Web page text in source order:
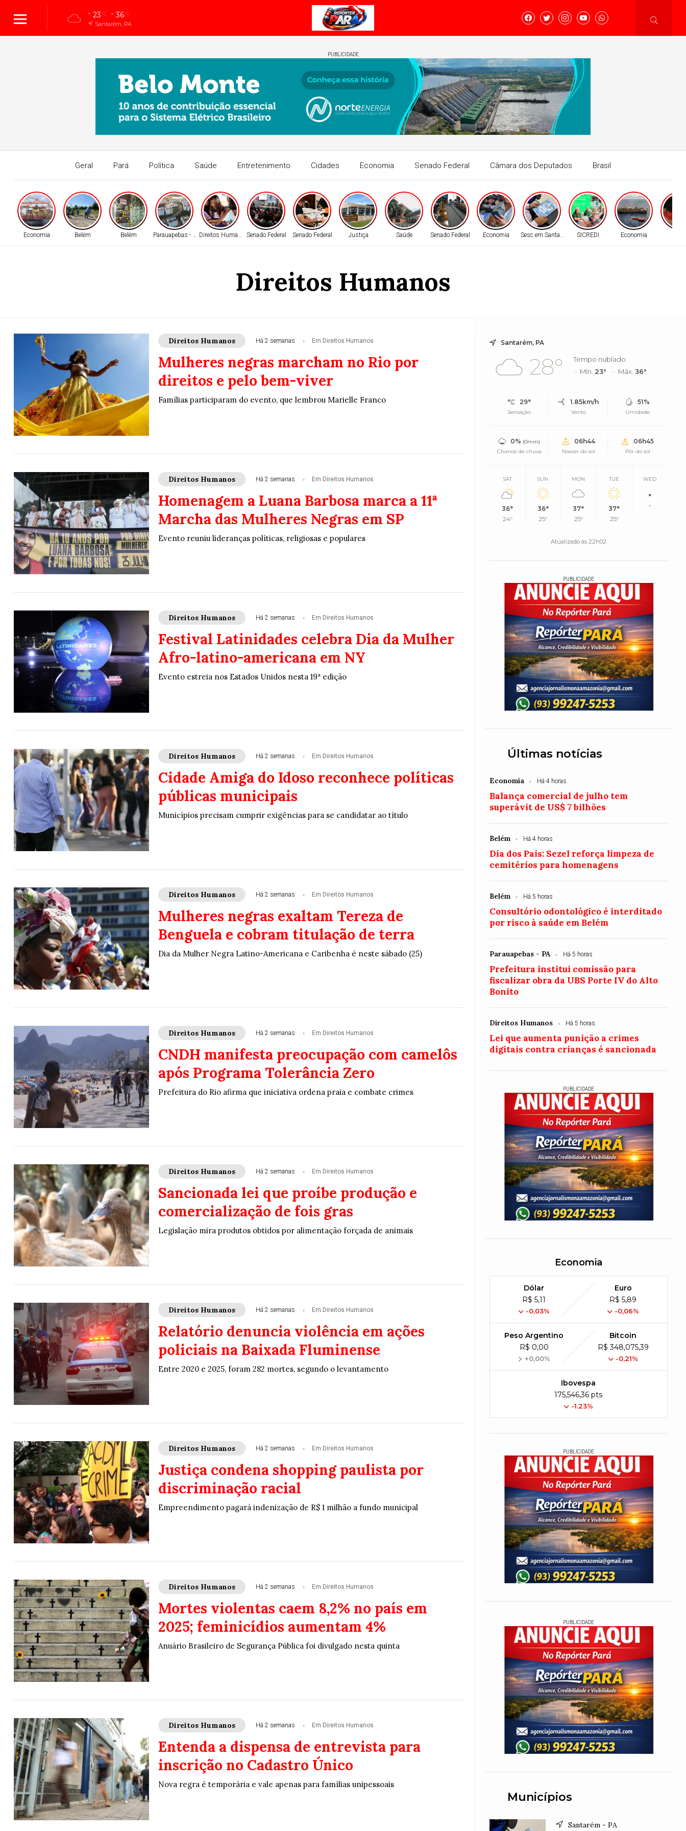
23°C 36°C
Santarém, PA
PUBLICIDADE
Geral Pará Política Saúde Entretenimento Cidades Economia Senado Federal Câmara dos Deputados Brasil
Economia Belém Belém Parauapebas - PA Direitos HumanosSenado Federal Senado Federal Justiça Saúde Senado Federal Economia Sesc em Santarém SICREDI Economia
Direitos Humanos
Direitos Humanos Há 2 semanas Em Direitos Humanos
Mulheres negras marcham no Rio por
direitos e pelo bem-viver
Famílias participaram do evento, que lembrou Marielle Franco
Direitos Humanos Há 2 semanas Em Direitos Humanos
Homenagem a Luana Barbosa marca a 11ª
Marcha das Mulheres Negras em SP
Evento reuniu lideranças políticas, religiosas e populares
Direitos Humanos Há 2 semanas Em Direitos Humanos
Festival Latinidades celebra Dia da Mulher
Afro-latino-americana em NY
Evento estreia nos Estados Unidos nesta 19ª edição
Direitos Humanos Há 2 semanas Em Direitos Humanos
Cidade Amiga do Idoso reconhece políticas
públicas municipais
Municípios precisam cumprir exigências para se candidatar ao título
Direitos Humanos Há 2 semanas Em Direitos Humanos
Mulheres negras exaltam Tereza de
Benguela e cobram titulação de terra
Dia da Mulher Negra Latino-Americana e Caribenha é neste sábado (25)
Direitos Humanos Há 2 semanas Em Direitos Humanos
CNDH manifesta preocupação com camelôs
após Programa Tolerância Zero
Prefeitura do Rio afirma que iniciativa ordena praia e combate crimes
Direitos Humanos Há 2 semanas Em Direitos Humanos
Sancionada lei que proíbe produção e
comercialização de fois gras
Legislação mira produtos obtidos por alimentação forçada de animais
Direitos Humanos Há 2 semanas Em Direitos Humanos
Relatório denuncia violência em ações
policiais na Baixada Fluminense
Entre 2020 e 2025, foram 282 mortes, segundo o levantamento
Direitos Humanos Há 2 semanas Em Direitos Humanos
Justiça condena shopping paulista por
discriminação racial
Empreendimento pagará indenização de R$ 1 milhão a fundo municipal
Direitos Humanos Há 2 semanas Em Direitos Humanos
Mortes violentas caem 8,2% no país em
2025; feminicídios aumentam 4%
Anuário Brasileiro de Segurança Pública foi divulgado nesta quinta
Direitos Humanos Há 2 semanas Em Direitos Humanos
Entenda a dispensa de entrevista para
inscrição no Cadastro Único
Nova regra é temporária e vale apenas para famílias unipessoais
Santarém, PA
28°
Tempo nublado
Mín. 23° Máx.36°
29°
Sensação
1.85km/h
Vento
51%
Umidade
0% (0mm)
Chance de chuva
06h44
Nascer do sol
06h45
Pôr do sol
SAT
36°
24°
SUN
36°
25°
MON
37°
25°
TUE
37°
25°
WED
°
°
Atualizado às 22h02
PUBLICIDADE
Últimas notícias
Economia Há 4 horas
Balança comercial de julho tem
superávit de US$ 7 bilhões
Belém Há 4 horas
Dia dos Pais: Sezel reforça limpeza de
cemitérios para homenagens
Belém Há 5 horas
Consultório odontológico é interditado
por risco à saúde em Belém
Parauapebas - PA Há 5 horas
Prefeitura institui comissão para
fiscalizar obra da UBS Porte IV do Alto
Bonito
Direitos Humanos Há 5 horas
Lei que aumenta punição a crimes
digitais contra crianças é sancionada
PUBLICIDADE
Economia
Dólar
R$ 5,11
-0,03%
Euro
R$ 5,89
-0,06%
Peso Argentino
R$ 0,00
+0,00%
Bitcoin
R$ 348,075,39
-0,21%
Ibovespa
175,546,36 pts
-1.23%
PUBLICIDADE
PUBLICIDADE
Municípios
Santarém - PA